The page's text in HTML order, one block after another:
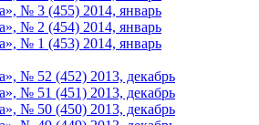
№ 3 (455) 2014, январь
№ 2 (454) 2014, январь
№ 1 (453) 2014, январь
№ 52 (452) 2013, декабрь
№ 51 (451) 2013, декабрь
№ 50 (450) 2013, декабрь